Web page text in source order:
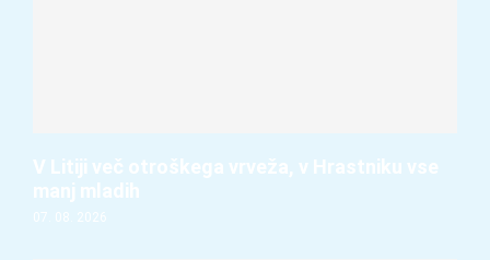
V Litiji več otroškega vrveža, v Hrastniku vse
manj mladih
07. 08. 2026